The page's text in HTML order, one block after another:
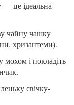
— це ідеальна
чайну чашку
хризантеми).
мохом і покладіть
свічку-